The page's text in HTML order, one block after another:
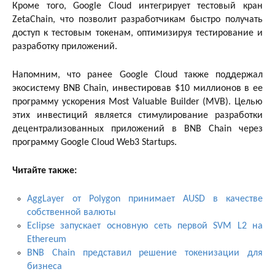
Кроме того, Google Cloud интегрирует тестовый кран
ZetaChain, что позволит разработчикам быстро получать
доступ к тестовым токенам, оптимизируя тестирование и
разработку приложений.
Напомним, что ранее Google Cloud также поддержал
экосистему BNB Chain, инвестировав $10 миллионов в ее
программу ускорения Most Valuable Builder (MVB). Целью
этих инвестиций является стимулирование разработки
децентрализованных приложений в BNB Chain через
программу Google Cloud Web3 Startups.
Читайте также:
AggLayer от Polygon принимает AUSD в качестве
собственной валюты
Eclipse запускает основную сеть первой SVM L2 на
Ethereum
BNB Chain представил решение токенизации для
бизнеса